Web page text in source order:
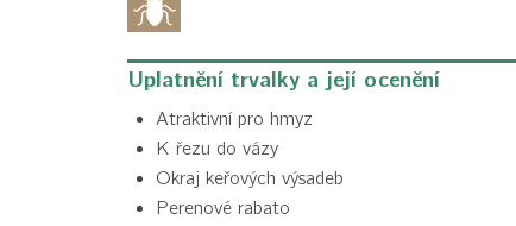
Uplatnění trvalky a její ocenění
Atraktivní pro hmyz
K řezu do vázy
Okraj keřových výsadeb
Perenové rabato